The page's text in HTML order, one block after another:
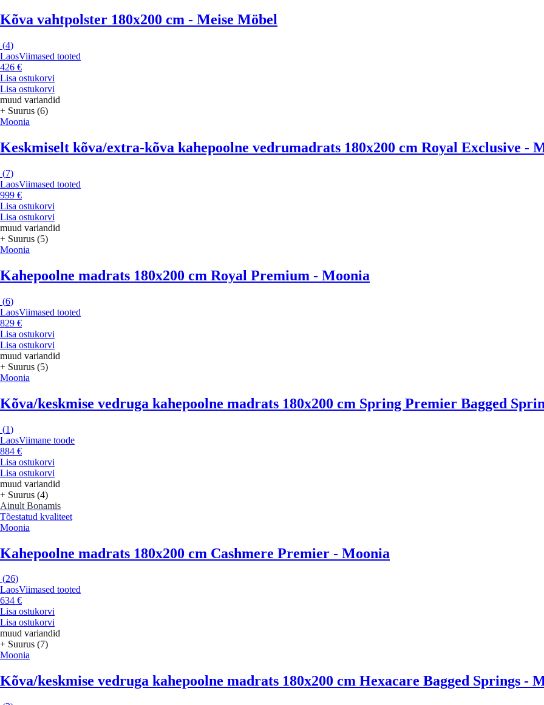
Kõva vahtpolster 180x200 cm - Meise Möbel
(4)
LaosViimased tooted
426 €
Lisa ostukorvi
Lisa ostukorvi
muud variandid
+ Suurus (6)
Moonia
Keskmiselt kõva/extra-kõva kahepoolne vedrumadrats 180x200 cm Royal Exclusive -
(7)
LaosViimased tooted
999 €
Lisa ostukorvi
Lisa ostukorvi
muud variandid
+ Suurus (5)
Moonia
Kahepoolne madrats 180x200 cm Royal Premium - Moonia
(6)
LaosViimased tooted
829 €
Lisa ostukorvi
Lisa ostukorvi
muud variandid
+ Suurus (5)
Moonia
Kõva/keskmise vedruga kahepoolne madrats 180x200 cm Spring Premier Bagged
(1)
LaosViimane toode
884 €
Lisa ostukorvi
Lisa ostukorvi
muud variandid
+ Suurus (4)
Ainult Bonamis
Tõestatud kvaliteet
Moonia
Kahepoolne madrats 180x200 cm Cashmere Premier - Moonia
(26)
LaosViimased tooted
634 €
Lisa ostukorvi
Lisa ostukorvi
muud variandid
+ Suurus (7)
Moonia
Kõva/keskmise vedruga kahepoolne madrats 180x200 cm Hexacare Bagged Springs -